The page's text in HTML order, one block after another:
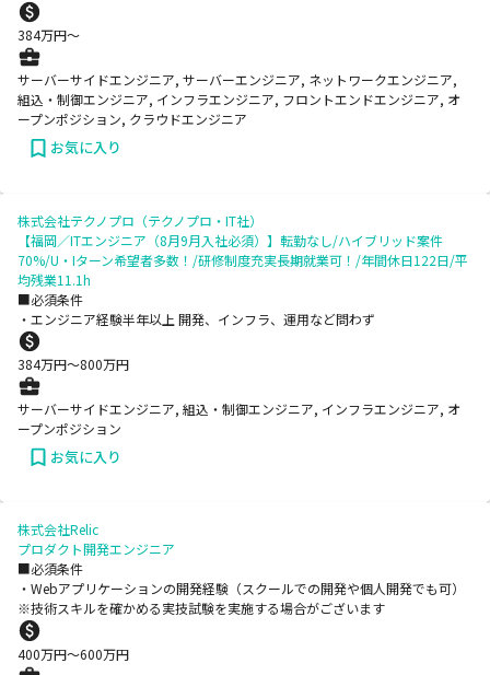
384万円〜
サーバーサイドエンジニア, サーバーエンジニア, ネットワークエンジニア,
組込・制御エンジニア, インフラエンジニア, フロントエンドエンジニア, オ
ープンポジション, クラウドエンジニア
お気に入り
株式会社テクノプロ（テクノプロ・IT社）
【福岡／ITエンジニア（8月9月入社必須）】転勤なし/ハイブリッド案件
70%/U・Iターン希望者多数！/研修制度充実長期就業可！/年間休日122日/平
均残業11.1h
■必須条件
・エンジニア経験半年以上 開発、インフラ、運用など問わず
384万円〜800万円
サーバーサイドエンジニア, 組込・制御エンジニア, インフラエンジニア, オ
ープンポジション
お気に入り
株式会社Relic
プロダクト開発エンジニア
■必須条件
・Webアプリケーションの開発経験（スクールでの開発や個人開発でも可）
※技術スキルを確かめる実技試験を実施する場合がございます
400万円〜600万円